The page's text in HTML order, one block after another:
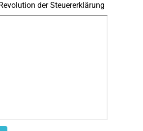
der Steuererklärung